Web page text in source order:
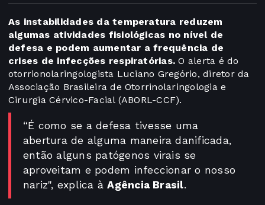
As instabilidades da temperatura reduzem
algumas atividades fisiológicas no nível de
defesa e podem aumentar a frequência de
crises de infecções respiratórias. O alerta é do
otorrionolaringologista Luciano Gregório, diretor da
Associação Brasileira de Otorrinolaringologia e
Cirurgia Cérvico-Facial (ABORL-CCF).
“É como se a defesa tivesse uma
abertura de alguma maneira danificada,
então alguns patógenos virais se
aproveitam e podem infeccionar o nosso
nariz", explica àAgência Brasil.